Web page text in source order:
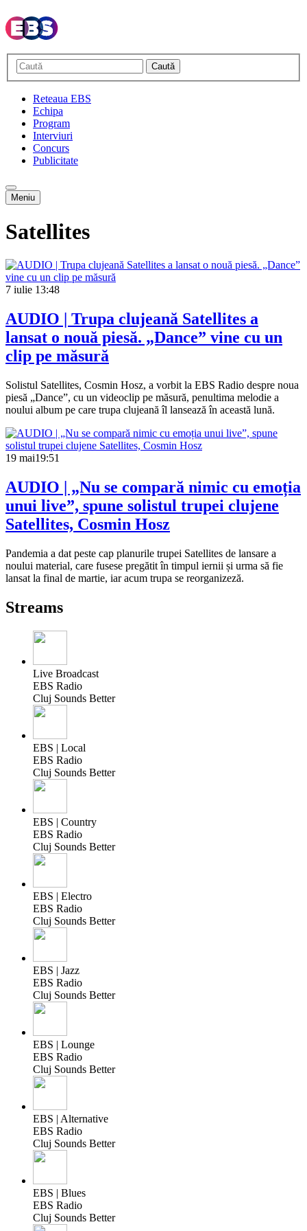
Caută
Reteaua EBS
Echipa
Program
Interviuri
Concurs
Publicitate
Meniu
Satellites
7 iulie 13:48
AUDIO | Trupa clujeană Satellites a
lansat o nouă piesă. „Dance” vine cu un
clip pe măsură
Solistul Satellites, Cosmin Hosz, a vorbit la EBS Radio despre noua
piesă „Dance”, cu un videoclip pe măsură, penultima melodie a
noului album pe care trupa clujeană îl lansează în această lună.
19 mai19:51
AUDIO | „Nu se compară nimic cu emoția
unui live”, spune solistul trupei clujene
Satellites, Cosmin Hosz
Pandemia a dat peste cap planurile trupei Satellites de lansare a
noului material, care fusese pregătit în timpul iernii și urma să fie
lansat la final de martie, iar acum trupa se reorganizeză.
Streams
Live Broadcast
EBS Radio
Cluj Sounds Better
EBS | Local
EBS Radio
Cluj Sounds Better
EBS | Country
EBS Radio
Cluj Sounds Better
EBS | Electro
EBS Radio
Cluj Sounds Better
EBS | Jazz
EBS Radio
Cluj Sounds Better
EBS | Lounge
EBS Radio
Cluj Sounds Better
EBS | Alternative
EBS Radio
Cluj Sounds Better
EBS | Blues
EBS Radio
Cluj Sounds Better